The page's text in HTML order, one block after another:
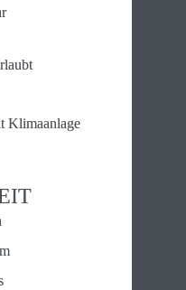
Klimaanlage